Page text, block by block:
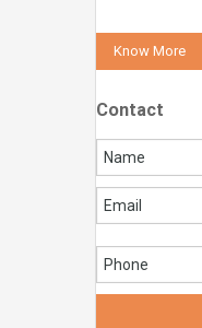
Know More
Contact